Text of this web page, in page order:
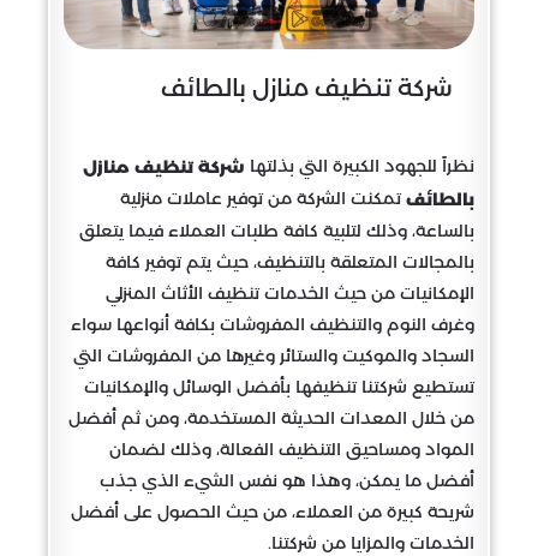
شركة تنظيف منازل بالطائف
نظراً للجهود الكبيرة التي بذلتها شركة تنظيف منازل
بالطائفتمكنت الشركة من توفير عاملات منزلية
بالساعة، وذلك لتلبية كافة طلبات العملاء فيما يتعلق
بالمجالات المتعلقة بالتنظيف، حيث يتم توفير كافة
الإمكانيات من حيث الخدمات تنظيف الأثاث المنزلي
وغرف النوم والتنظيف المفروشات بكافة أنواعها سواء
السجاد والموكيت والستائر وغيرها من المفروشات التي
تستطيع شركتنا تنظيفها بأفضل الوسائل والإمكانيات
من خلال المعدات الحديثة المستخدمة، ومن ثم أفضل
المواد ومساحيق التنظيف الفعالة، وذلك لضمان
أفضل ما يمكن، وهذا هو نفس الشيء الذي جذب
شريحة كبيرة من العملاء، من حيث الحصول على أفضل
الخدمات والمزايا من شركتنا.